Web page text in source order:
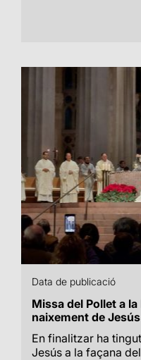
Data de publicació
Missa del Pollet a
naixement de Jesús
En finalitzar ha
Jesús a la façana